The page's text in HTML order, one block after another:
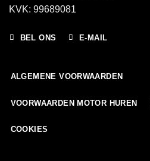
KVK: 99689081
BEL ONS E-MAIL
ALGEMENE VOORWAARDEN
VOORWAARDEN MOTOR HUREN
COOKIES